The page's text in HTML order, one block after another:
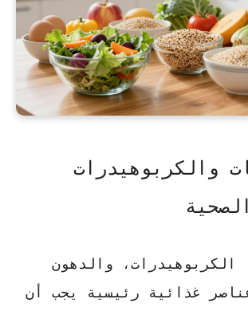
والكربوهيدرات
الكربوهيدرات، والدهون
غذائية رئيسية يجب أن